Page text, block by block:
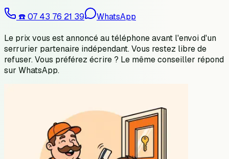
☎️07 43 76 21 39
WhatsApp
Le prix vous est annoncé au téléphone avant l'envoi d'un
serrurier partenaire indépendant. Vous restez libre de
refuser.Vous préférez écrire ? Le même conseiller répond
sur WhatsApp.